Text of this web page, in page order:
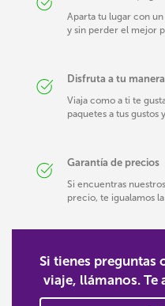
Aparta tu lugar con
y sin perder el mejor
Disfruta a tu manera
Viaja como a ti te
paquetes a tus gustos
Garantía de precios
Si encuentras
precio, te igualamos
Si tienes preguntas
viaje, llámanos. Te